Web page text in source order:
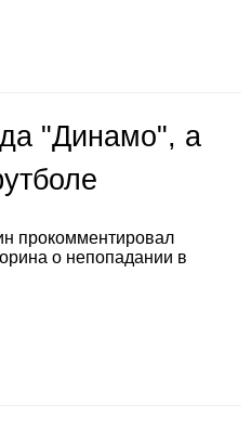
"Динамо", а
прокомментировал
о непопадании в